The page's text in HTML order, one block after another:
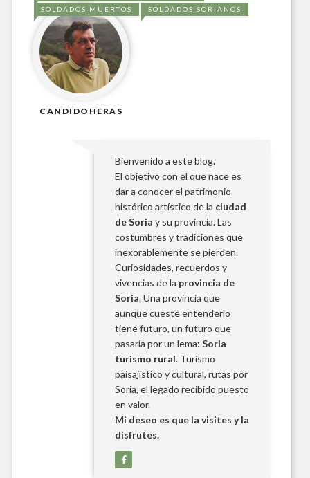
SOLDADOS MUERTOS
SOLDADOS SORIANOS
CANDIDOHERAS
Bienvenido a este blog.
El objetivo con el que nace es
dar a conocer el patrimonio
histórico artístico de la ciudad
de Soria y su provincia. Las
costumbres y tradiciones que
inexorablemente se pierden.
Curiosidades, recuerdos y
vivencias de la provincia de
Soria. Una provincia que
aunque cueste entenderlo
tiene futuro, un futuro que
pasaría por un lema:Soria
turismo rural. Turismo
paisajístico y cultural, rutas por
Soria, el legado recibido puesto
en valor.
Mi deseo es que la visites y la
disfrutes.